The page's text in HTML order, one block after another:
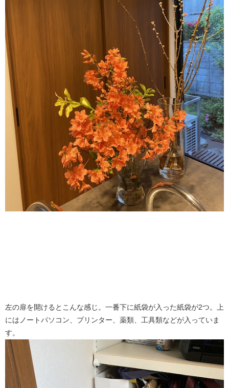
左の扉を開けるとこんな感じ。一番下に紙袋が入った紙袋が2つ。上
にはノートパソコン、プリンター、薬類、工具類などが入っていま
す。